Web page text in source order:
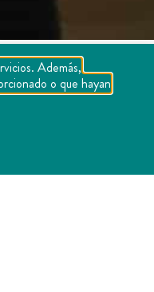
México,
en
Además,
o que hayan